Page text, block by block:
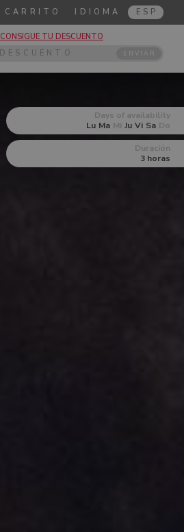
IDIOMA ESP
CARRITO
CONSIGUE TU DESCUENTO
ENVIAR
Days of availability
Lu Ma Mi Ju Vi Sa Do
Duración
3 horas